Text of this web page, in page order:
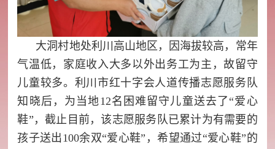
大洞村地处利川高山地区，因海拔较高，常年
气温低，家庭收入大多以外出务工为主，故留守
儿童较多。利川市红十字会人道传播志愿服务队
知晓后，为当地12名困难留守儿童送去了“爱心
鞋”，截止目前，该志愿服务队已累计为有需要的
孩子送出100余双“爱心鞋”，希望通过“爱心鞋”的